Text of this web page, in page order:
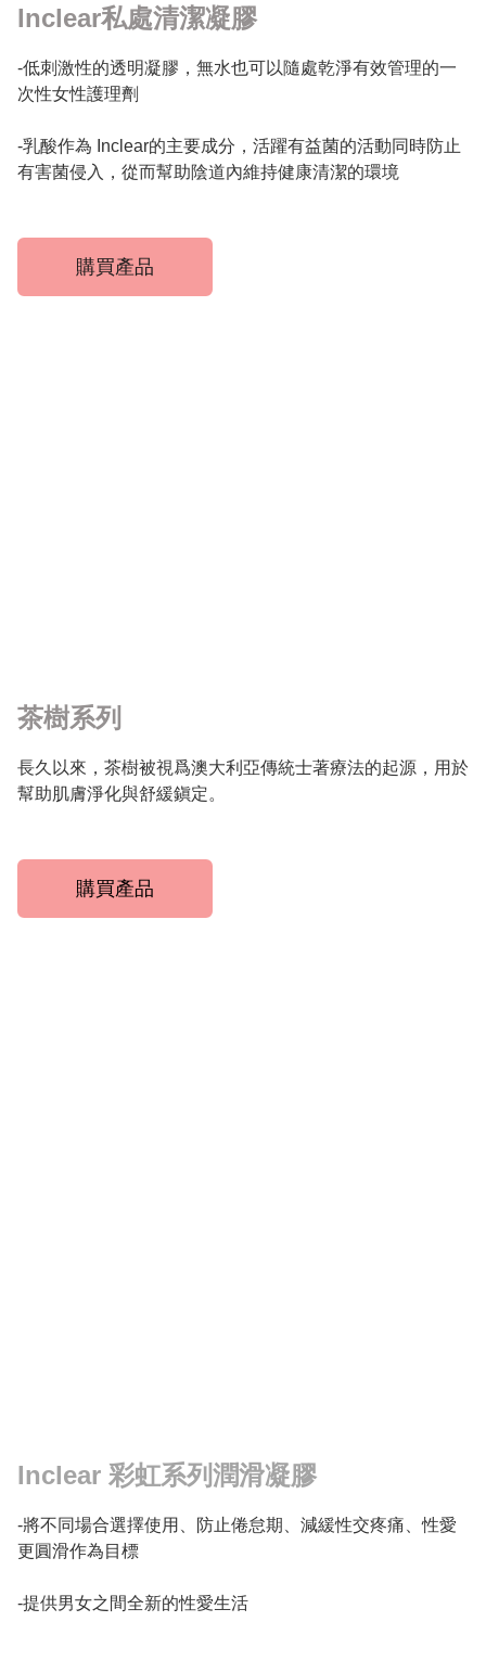
Inclear私處清潔凝膠
-低刺激性的透明凝膠，無水也可以隨處乾淨有效管理的一
次性女性護理劑
-乳酸作為 Inclear的主要成分，活躍有益菌的活動同時防止
有害菌侵入，從而幫助陰道內維持健康清潔的環境
購買產品
茶樹系列
長久以來，茶樹被視爲澳大利亞傳統士著療法的起源，用於
幫助肌膚淨化與舒緩鎭定。
購買產品
Inclear 彩虹系列潤滑凝膠
-將不同場合選擇使用、防止倦怠期、減緩性交疼痛、性愛
更圓滑作為目標
-提供男女之間全新的性愛生活